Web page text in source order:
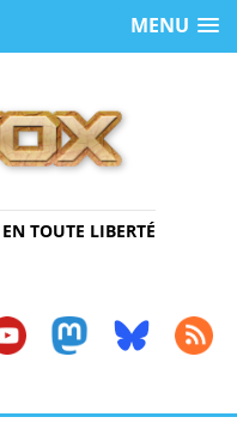
MENU
TOUTE LIBERTÉ